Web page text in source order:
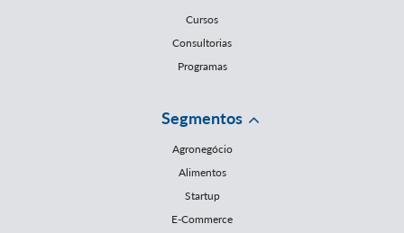
Cursos
Consultorias
Programas
Segmentos
Agronegócio
Alimentos
Startup
E-Commerce